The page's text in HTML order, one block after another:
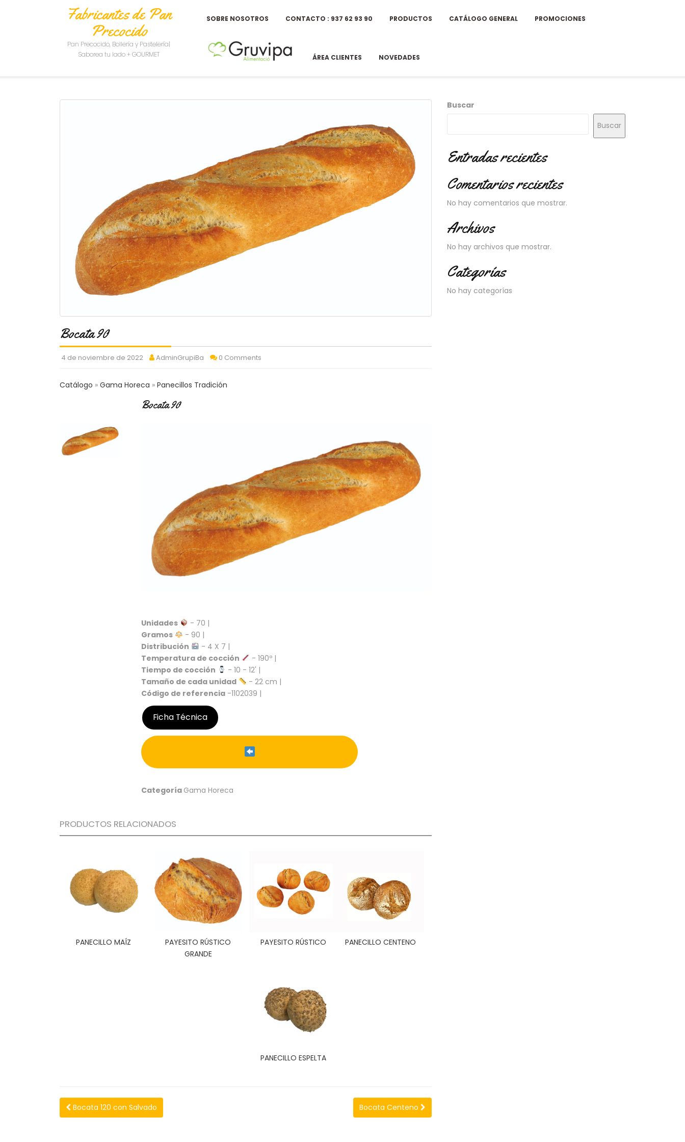
Fabricantes de Pan
Precocido
Pan Precocido, Bollería y Pastelería|
Saborea tu lado + GOURMET
SOBRE NOSOTROS CONTACTO : 937 62 93 90 PRODUCTOS CATÁLOGO GENERAL PROMOCIONES
ÁREA CLIENTES NOVEDADES
Bocata 90
4 de noviembre de 2022 AdminGrupiBa 0 Comments
Catálogo Gama Horeca Panecillos Tradición
Bocata 90
Unidades
- 70 |
Gramos
- 90 |
Distribución
- 4 X 7 |
Temperatura de cocción
- 190º |
Tiempo de cocción
- 10 - 12' |
Tamaño de cada unidad
- 22 cm |
Código de referencia -1102039 |
Ficha Técnica
Categoría Gama Horeca
PRODUCTOS RELACIONADOS
PANECILLO MAÍZ
PAYESITO RÚSTICO
GRANDE
PAYESITO RÚSTICO PANECILLO CENTENO
PANECILLO ESPELTA
Bocata 120 con Salvado Bocata Centeno
Buscar
Buscar
Entradas recientes
Comentarios recientes
No hay comentarios que mostrar.
Archivos
No hay archivos que mostrar.
Categorías
No hay categorías